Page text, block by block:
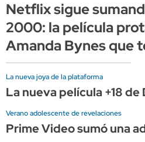
Netflix sigue
2000: la película
Amanda Bynes que
La nueva joya de la plataforma
La nueva película +18
Verano adolescente de revelaciones
Prime Video sumó una